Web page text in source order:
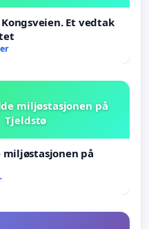
Et vedtak
miljøstasjonen på
Tjeldstø
på